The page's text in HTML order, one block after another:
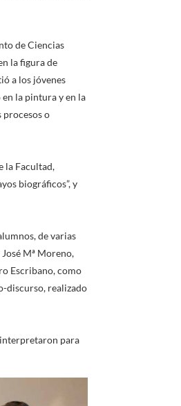
de Ciencias
la figura de
a los jóvenes
en la pintura y en la
procesos o
la Facultad,
biográficos”, y
de varias
Mª Moreno,
Escribano, como
discurso, realizado
interpretaron para